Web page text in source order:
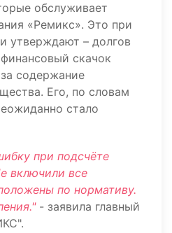
обслуживает
«Ремикс». Это при
утверждают – долгов
скачок
содержание
Его, по словам
стало
при подсчёте
включили все
по нормативу.
- заявила главный